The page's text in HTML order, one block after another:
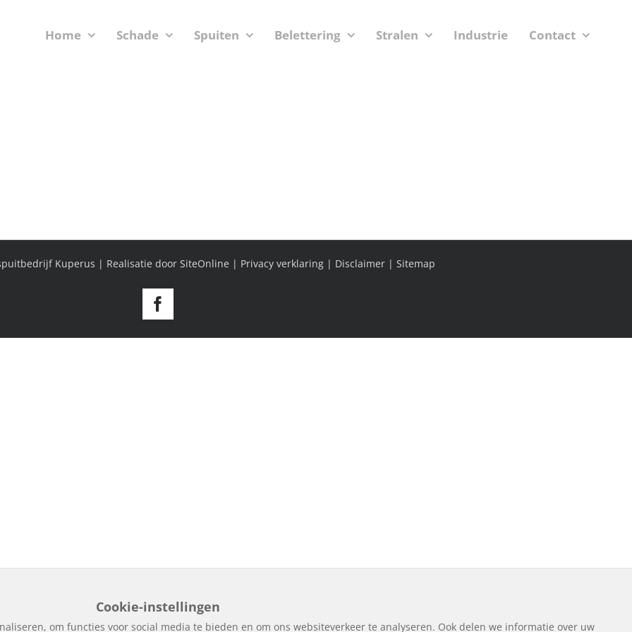
Home Schade Spuiten Belettering Stralen Industrie Contact
Kuperus | Realisatie door SiteOnline | Privacy verklaring | Disclaimer | Sitemap
Facebook
Cookie-instellingen
om functies voor social media te bieden en om ons websiteverkeer te analyseren. Ook delen we informatie over uw